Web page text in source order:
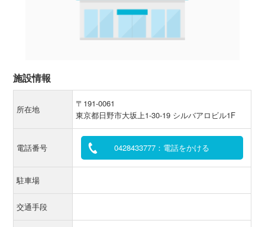
施設情報
所在地
〒191-0061
東京都日野市大坂上1-30-19 シルバアロビル1F
電話番号 0428433777：電話をかける
駐車場
交通手段